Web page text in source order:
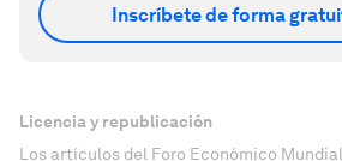
Inscríbete de forma
Licencia y republicación
Los artículos del Foro Económico